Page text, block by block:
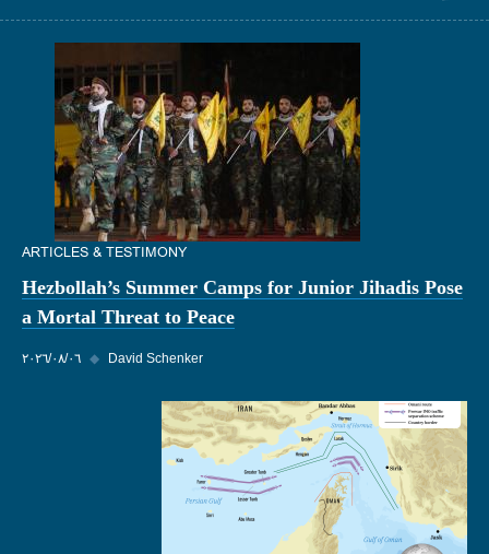
ARTICLES & TESTIMONY
Hezbollah’s Summer Camps for Junior Jihadis Pose
a Mortal Threat to Peace
٠٦‏/٠٨‏/٢٠٢٦ ◆ David Schenker